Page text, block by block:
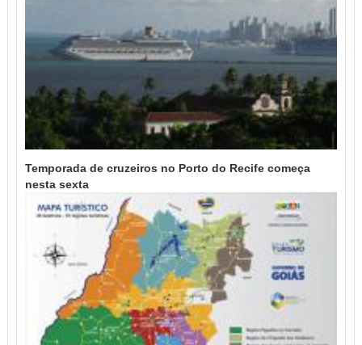
Temporada de cruzeiros no Porto do Recife começa
nesta sexta